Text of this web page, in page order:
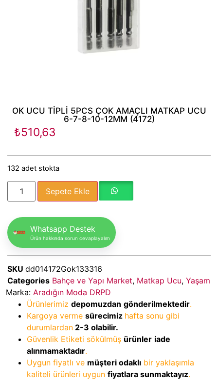
OK UCU TİPLİ 5PCS ÇOK AMAÇLI MATKAP UCU
6-7-8-10-12MM (4172)
₺510,63
132 adet stokta
Sepete Ekle
Whatsapp Destek
Ürün hakkında sorun cevaplayalım
SKU dd014172Gok133316
Categories Bahçe ve Yapı Market, Matkap Ucu, Yaşam
Marka: Aradığın Moda DRPD
Ürünlerimiz depomuzdan gönderilmektedir.
Kargoya verme sürecimiz hafta sonu gibi
durumlardan 2-3 olabilir.
Güvenlik Etiketi sökülmüş ürünler iade
alınmamaktadır.
Uygun fiyatlı ve müşteri odaklı bir yaklaşımla
kaliteli ürünleri uygun fiyatlara sunmaktayız.